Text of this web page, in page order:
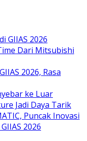
GIIAS 2026
Dari Mitsubishi
2026, Rasa
ke Luar
Jadi Daya Tarik
Puncak Inovasi
2026